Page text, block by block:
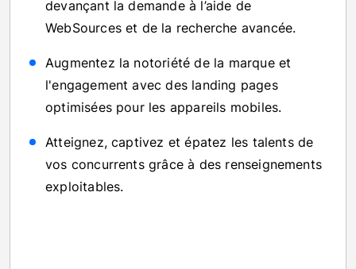
devançant la demande à l’aide de
WebSources et de la recherche avancée.
Augmentez la notoriété de la marque et
l'engagement avec des landing pages
optimisées pour les appareils mobiles.
Atteignez, captivez et épatez les talents de
vos concurrents grâce à des renseignements
exploitables.